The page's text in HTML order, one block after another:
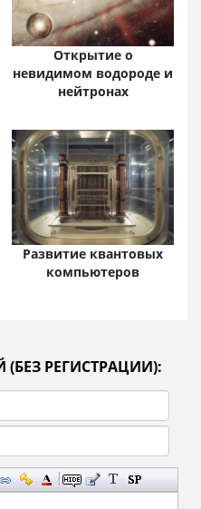
Открытие о
невидимом водороде и
нейтронах
Развитие квантовых
компьютеров
РЕГИСТРАЦИИ):